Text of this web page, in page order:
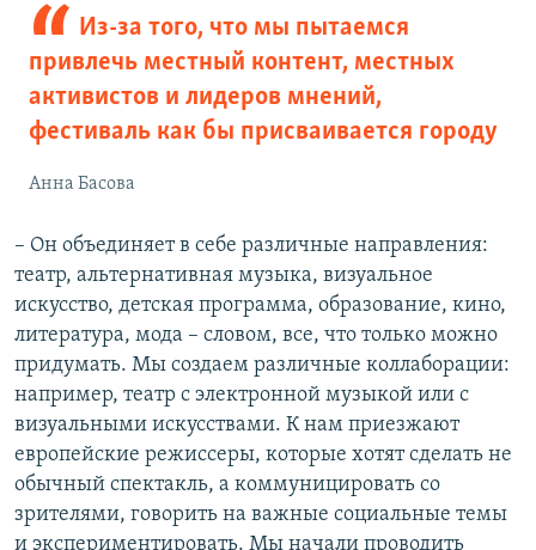
Из-за того, что мы пытаемся
привлечь местный контент, местных
активистов и лидеров мнений,
фестиваль как бы присваивается городу
Анна Басова
– Он объединяет в себе различные направления:
театр, альтернативная музыка, визуальное
искусство, детская программа, образование, кино,
литература, мода – словом, все, что только можно
придумать. Мы создаем различные коллаборации:
например, театр с электронной музыкой или с
визуальными искусствами. К нам приезжают
европейские режиссеры, которые хотят сделать не
обычный спектакль, а коммуницировать со
зрителями, говорить на важные социальные темы
и экспериментировать. Мы начали проводить